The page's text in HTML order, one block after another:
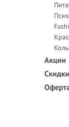
Акции